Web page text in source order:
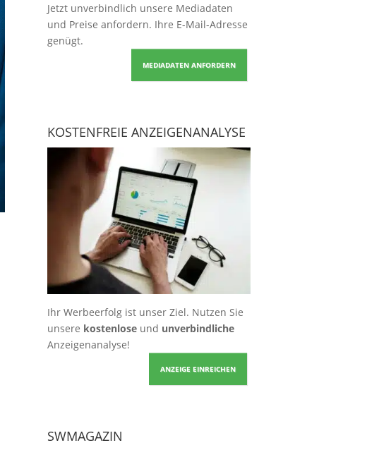
Jetzt unverbindlich unsere Mediadaten
und Preise anfordern. Ihre E-Mail-Adresse
genügt.
MEDIADATEN ANFORDERN
KOSTENFREIE ANZEIGENANALYSE
Ihr Werbeerfolg ist unser Ziel. Nutzen Sie
unsere kostenloseund unverbindliche
Anzeigenanalyse!
ANZEIGE EINREICHEN
SWMAGAZIN